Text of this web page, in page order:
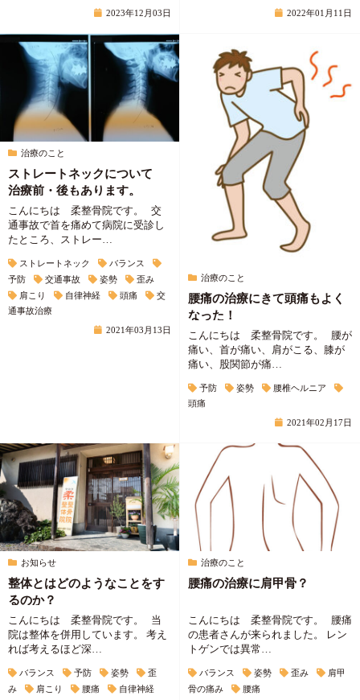
2023年12月03日
2022年01月11日
治療のこと
ストレートネックについて
治療前・後もあります。
こんにちは 柔整骨院です。 交
通事故で首を痛めて病院に受診し
たところ、ストレー…
ストレートネック
バランス
予防
交通事故 姿勢
歪み
肩こり
自律神経 頭痛
交
通事故治療
2021年03月13日
治療のこと
腰痛の治療にきて頭痛もよく
なった！
こんにちは 柔整骨院です。 腰が
痛い、首が痛い、肩がこる、膝が
痛い、股関節が痛…
予防 姿勢
腰椎ヘルニア
頭痛
2021年02月17日
お知らせ
整体とはどのようなことをす
るのか？
こんにちは 柔整骨院です。 当
院は整体を併用しています。 考え
れば考えるほど深…
バランス 予防 姿勢
歪
み
肩こり 腰痛
自律神経
治療のこと
腰痛の治療に肩甲骨？
こんにちは 柔整骨院です。 腰痛
の患者さんが来られました。 レン
トゲンでは異常…
バランス 姿勢 歪み
肩甲
骨の痛み
腰痛